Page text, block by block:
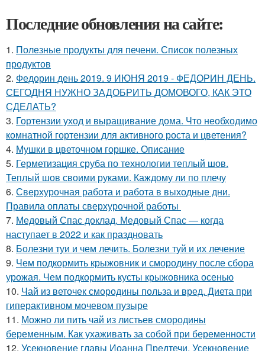
Последние обновления на сайте:
1. Полезные продукты для печени. Список полезных
продуктов
2. Федорин день 2019. 9 ИЮНЯ 2019 - ФЕДОРИН ДЕНЬ.
СЕГОДНЯ НУЖНО ЗАДОБРИТЬ ДОМОВОГО, КАК ЭТО
СДЕЛАТЬ?
3. Гортензии уход и выращивание дома. Что необходимо
комнатной гортензии для активного роста и цветения?
4. Мушки в цветочном горшке. Описание
5. Герметизация сруба по технологии теплый шов.
Теплый шов своими руками. Каждому ли по плечу
6. Сверхурочная работа и работа в выходные дни.
Правила оплаты сверхурочной работы
7. Медовый Спас доклад. Медовый Спас — когда
наступает в 2022 и как праздновать
8. Болезни туи и чем лечить. Болезни туй и их лечение
9. Чем подкормить крыжовник и смородину после сбора
урожая. Чем подкормить кусты крыжовника осенью
10. Чай из веточек смородины польза и вред. Диета при
гиперактивном мочевом пузыре
11. Можно ли пить чай из листьев смородины
беременным. Как ухаживать за собой при беременности
12. Усекновение главы Иоанна Предтечи. Усекновение